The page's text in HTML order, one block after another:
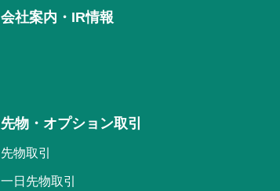
会社案内・IR情報
先物・オプション取引
先物取引
一日先物取引